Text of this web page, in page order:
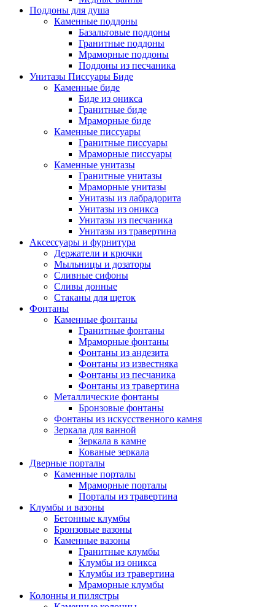
Поддоны для душа
Каменные поддоны
Базальтовые поддоны
Гранитные поддоны
Мраморные поддоны
Поддоны из песчаника
Унитазы Писсуары Биде
Каменные биде
Биде из оникса
Гранитные биде
Мраморные биде
Каменные писсуары
Гранитные писсуары
Мраморные писсуары
Каменные унитазы
Гранитные унитазы
Мраморные унитазы
Унитазы из лабрадорита
Унитазы из оникса
Унитазы из песчаника
Унитазы из травертина
Аксессуары и фурнитура
Держатели и крючки
Мыльницы и дозаторы
Сливные сифоны
Сливы донные
Стаканы для щеток
Фонтаны
Каменные фонтаны
Гранитные фонтаны
Мраморные фонтаны
Фонтаны из андезита
Фонтаны из известняка
Фонтаны из песчаника
Фонтаны из травертина
Металлические фонтаны
Бронзовые фонтаны
Фонтаны из искусственного камня
Зеркала для ванной
Зеркала в камне
Кованые зеркала
Дверные порталы
Каменные порталы
Мраморные порталы
Порталы из травертина
Клумбы и вазоны
Бетонные клумбы
Бронзовые вазоны
Каменные вазоны
Гранитные клумбы
Клумбы из оникса
Клумбы из травертина
Мраморные клумбы
Колонны и пилястры